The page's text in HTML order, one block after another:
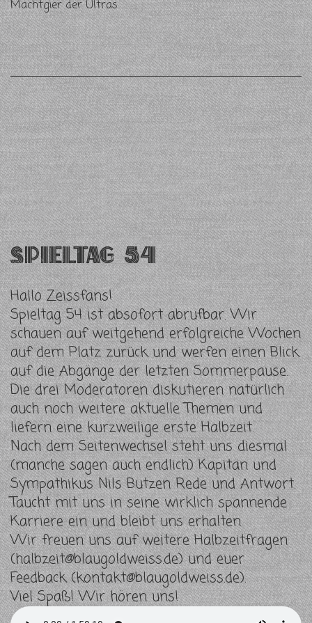
Machtgier der Ultras
Spieltag 54
Hallo Zeissfans!
Spieltag 54 ist absofort abrufbar. Wir
schauen auf weitgehend erfolgreiche Wochen
auf dem Platz zurück und werfen einen Blick
auf die Abgänge der letzten Sommerpause.
Die drei Moderatoren diskutieren natürlich
auch noch weitere aktuelle Themen und
liefern eine kurzweilige erste Halbzeit.
Nach dem Seitenwechsel steht uns diesmal
(manche sagen auch endlich) Kapitän und
Sympathikus Nils Butzen Rede und Antwort.
Taucht mit uns in seine wirklich spannende
Karriere ein und bleibt uns erhalten.
Wir freuen uns auf weitere Halbzeitfragen
(halbzeit@blaugoldweiss.de) und euer
Feedback (kontakt@blaugoldweiss.de).
Viel Spaß! Wir hören uns!